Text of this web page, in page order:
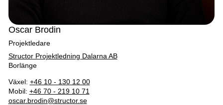
Oscar Brodin
Projektledare
Structor Projektledning Dalarna AB
Borlänge
Växel: +46 10 - 130 12 00
Mobil: +46 70 - 219 10 71
oscar.brodin@structor.se